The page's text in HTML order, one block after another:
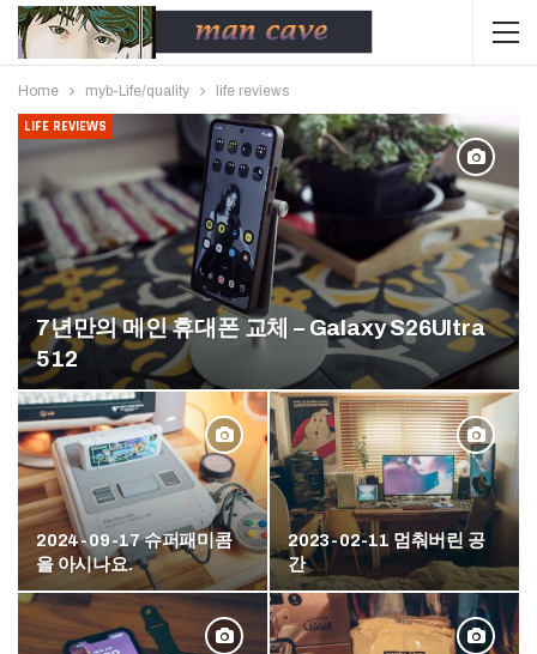
Home myb-Life/quality life reviews
LIFE REVIEWS
7년만의 메인 휴대폰 교체 – Galaxy S26Ultra
512
2024-09-17 슈퍼패미콤
을 아시나요.
2023-02-11 멈춰버린 공
간